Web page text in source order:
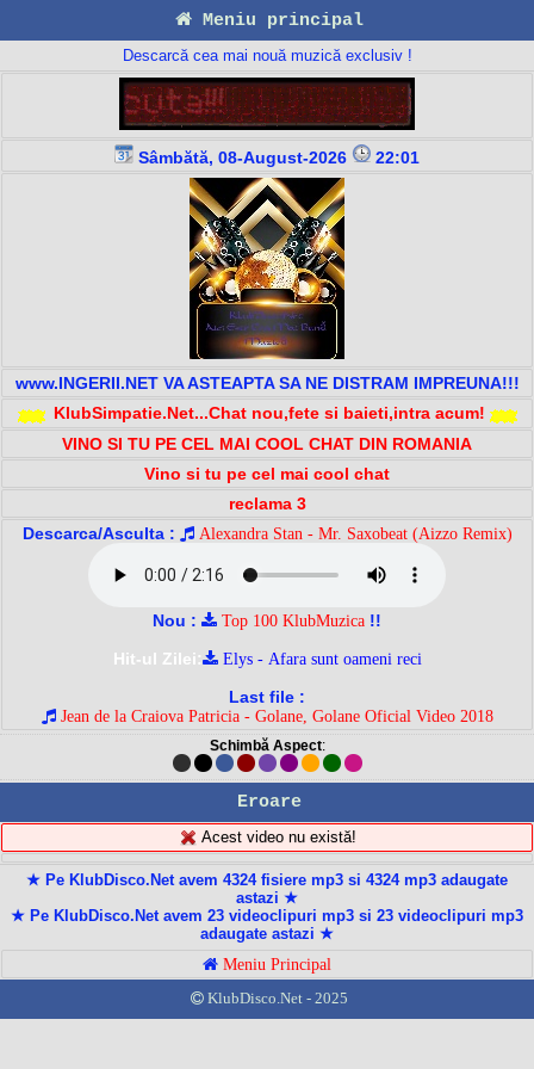
Meniu principal
Descarcă cea mai nouă muzică exclusiv !
Sâmbătă, 08-August-2026 22:01
www.INGERII.NET VA ASTEAPTA SA NE DISTRAM IMPREUNA!!!
KlubSimpatie.Net...Chat nou,fete si baieti,intra acum!
VINO SI TU PE CEL MAI COOL CHAT DIN ROMANIA
Vino si tu pe cel mai cool chat
reclama 3
Descarca/Asculta :
Alexandra Stan - Mr. Saxobeat (Aizzo Remix)
Nou : Top 100 KlubMuzica !!
Hit-ul Zilei:
Elys - Afara sunt oameni reci
Last file :
Jean de la Craiova Patricia - Golane, Golane Oficial Video 2018
Schimbă Aspect:
Eroare
Acest video nu există!
★ Pe KlubDisco.Net avem 4324 fisiere mp3 si 4324 mp3 adaugate
astazi ★
★ Pe KlubDisco.Net avem 23 videoclipuri mp3 si 23 videoclipuri mp3
adaugate astazi ★
Meniu Principal
KlubDisco.Net - 2025